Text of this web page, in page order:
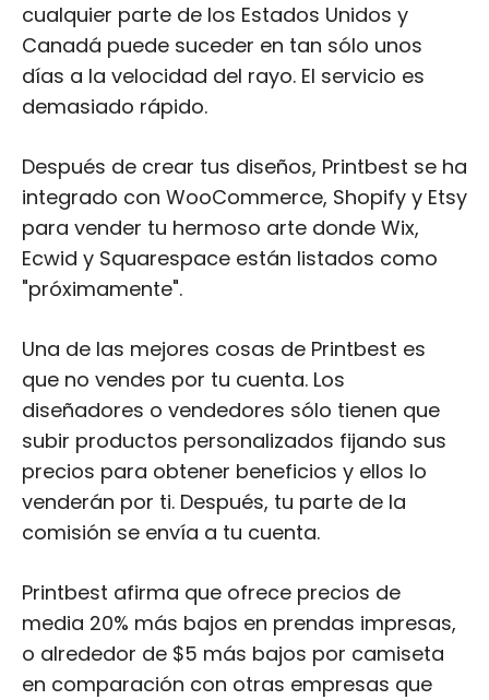
cualquier parte de los Estados Unidos y
Canadá puede suceder en tan sólo unos
días a la velocidad del rayo. El servicio es
demasiado rápido.
Después de crear tus diseños, Printbest se ha
integrado con WooCommerce, Shopify y Etsy
para vender tu hermoso arte donde Wix,
Ecwid y Squarespace están listados como
"próximamente".
Una de las mejores cosas de Printbest es
que no vendes por tu cuenta. Los
diseñadores o vendedores sólo tienen que
subir productos personalizados fijando sus
precios para obtener beneficios y ellos lo
venderán por ti. Después, tu parte de la
comisión se envía a tu cuenta.
Printbest afirma que ofrece precios de
media 20% más bajos en prendas impresas,
o alrededor de $5 más bajos por camiseta
en comparación con otras empresas que